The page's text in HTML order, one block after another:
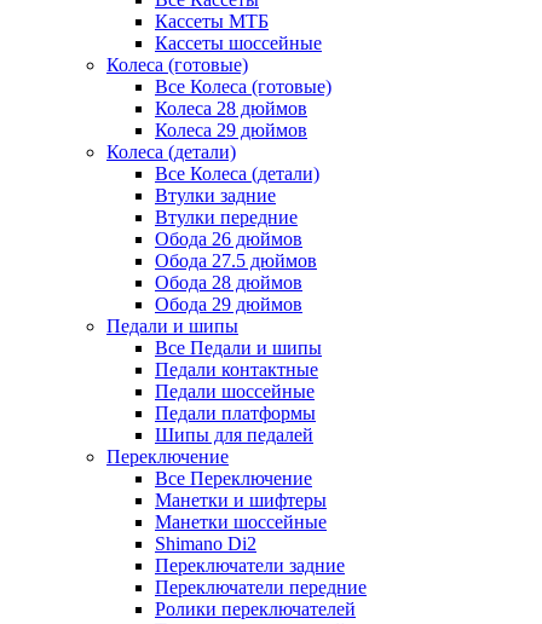
Кассеты МТБ
Кассеты шоссейные
Колеса (готовые)
Все Колеса (готовые)
Колеса 28 дюймов
Колеса 29 дюймов
Колеса (детали)
Все Колеса (детали)
Втулки задние
Втулки передние
Обода 26 дюймов
Обода 27.5 дюймов
Обода 28 дюймов
Обода 29 дюймов
Педали и шипы
Все Педали и шипы
Педали контактные
Педали шоссейные
Педали платформы
Шипы для педалей
Переключение
Все Переключение
Манетки и шифтеры
Манетки шоссейные
Shimano Di2
Переключатели задние
Переключатели передние
Ролики переключателей